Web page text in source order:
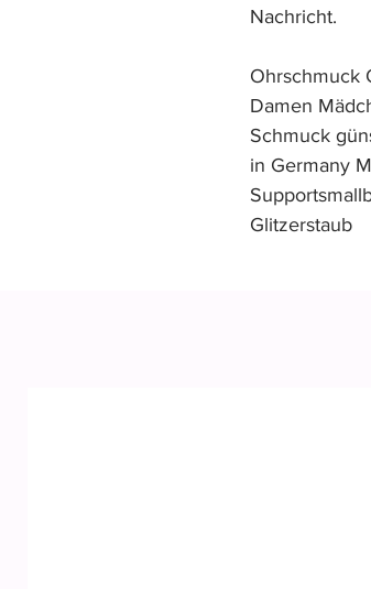
Nachricht.
Ohrschmuck
Damen
Schmuck
in Germany
Glitzerstaub